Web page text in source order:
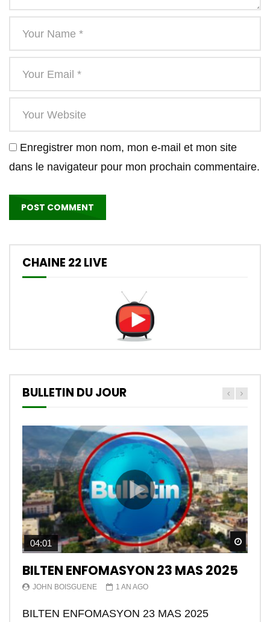
Enregistrer mon nom, mon e-mail et mon site
dans le navigateur pour mon prochain commentaire.
CHAINE 22 LIVE
BULLETIN DU JOUR
04:01
BILTEN ENFOMASYON 23 MAS 2025
JOHN BOISGUENE 1 AN AGO
BILTEN ENFOMASYON 23 MAS 2025